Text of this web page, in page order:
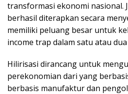
transformasi ekonomi nasional.
berhasil diterapkan secara
memiliki peluang besar untuk
income trap dalam satu atau
Hilirisasi dirancang untuk
perekonomian dari yang
berbasis manufaktur dan